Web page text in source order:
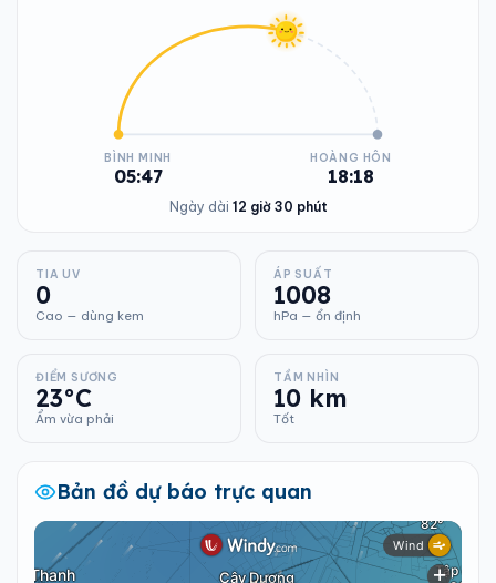
BÌNH MINH
05:47
HOÀNG HÔN
18:18
Ngày dài 12 giờ 30 phút
TIA UV
0
Cao — dùng kem
ÁP SUẤT
1008
hPa — ổn định
ĐIỂM SƯƠNG
23°C
Ẩm vừa phải
TẦM NHÌN
10 km
Tốt
Bản đồ dự báo trực quan